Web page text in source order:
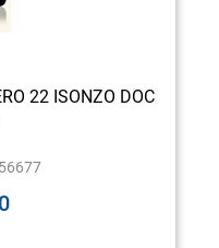
22 ISONZO DOC